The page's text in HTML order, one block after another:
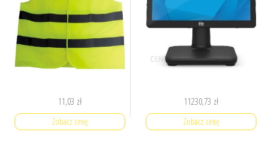
11,03 zł
Zobacz cenę
11230,73 zł
Zobacz cenę